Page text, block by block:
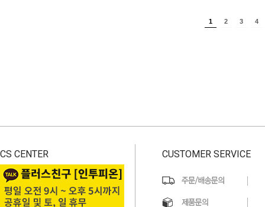
1 2 3 4
CS CENTER CUSTOMER SERVICE